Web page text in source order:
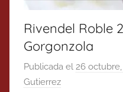
Rivendel Roble
Gorgonzola
Publicada el 26 octubre,
Gutierrez